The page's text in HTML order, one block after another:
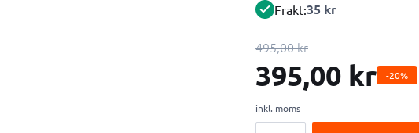
Frakt:35 kr
495,00 kr
395,00 kr -20%
inkl. moms